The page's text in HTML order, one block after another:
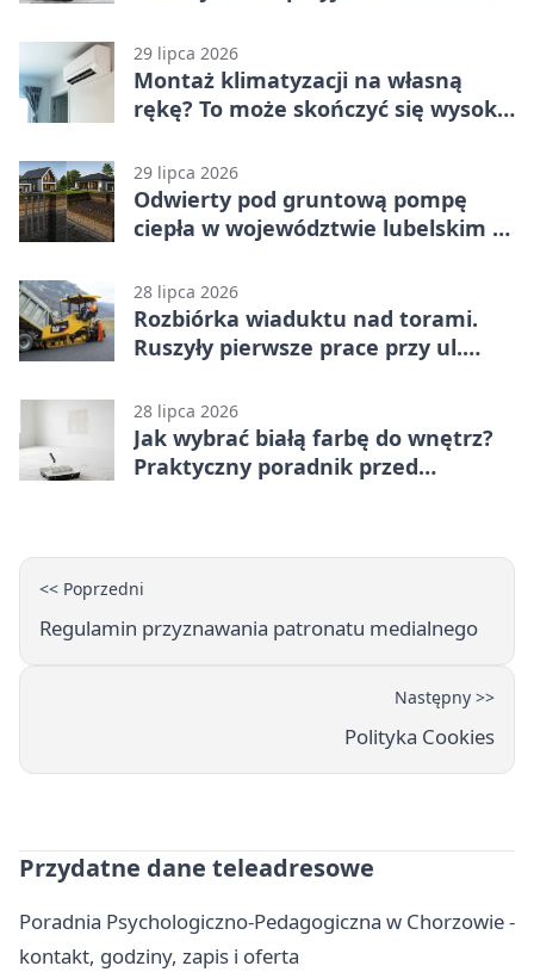
29 lipca 2026
Montaż klimatyzacji na własną
rękę? To może skończyć się wysoką
29 lipca 2026
Odwierty pod gruntową pompę
ciepła w województwie lubelskim -
28 lipca 2026
Rozbiórka wiaduktu nad torami.
Ruszyły pierwsze prace przy ul.
28 lipca 2026
Jak wybrać białą farbę do wnętrz?
Praktyczny poradnik przed
<< Poprzedni
Regulamin przyznawania patronatu medialnego
Następny >>
Polityka Cookies
Przydatne dane teleadresowe
Poradnia Psychologiczno-Pedagogiczna w Chorzowie -
kontakt, godziny, zapis i oferta